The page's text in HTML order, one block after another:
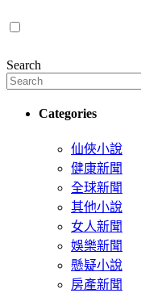
Search
Categories
仙俠小說
健康新聞
全球新聞
其他小說
女人新聞
娛樂新聞
懸疑小說
房產新聞